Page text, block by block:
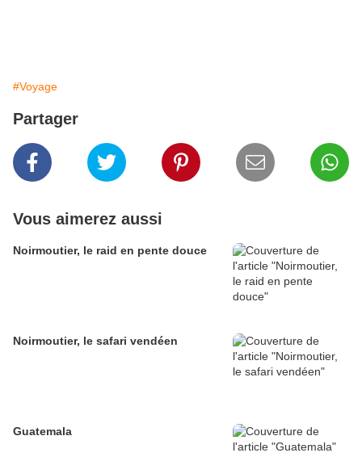
#Voyage
Partager
Vous aimerez aussi
Noirmoutier, le raid en pente douce
Noirmoutier, le safari vendéen
Guatemala